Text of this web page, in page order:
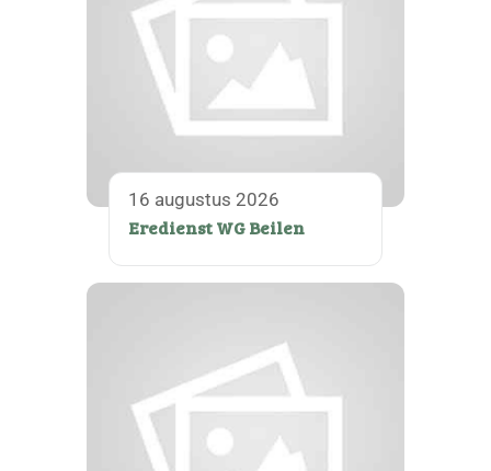
16 augustus 2026
Eredienst WG Beilen